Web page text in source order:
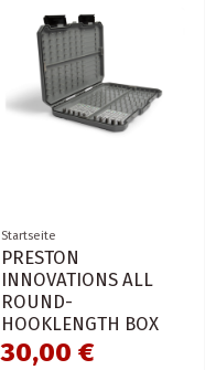
Startseite
PRESTON
INNOVATIONS ALL
ROUND-
HOOKLENGTH BOX
30,00 €